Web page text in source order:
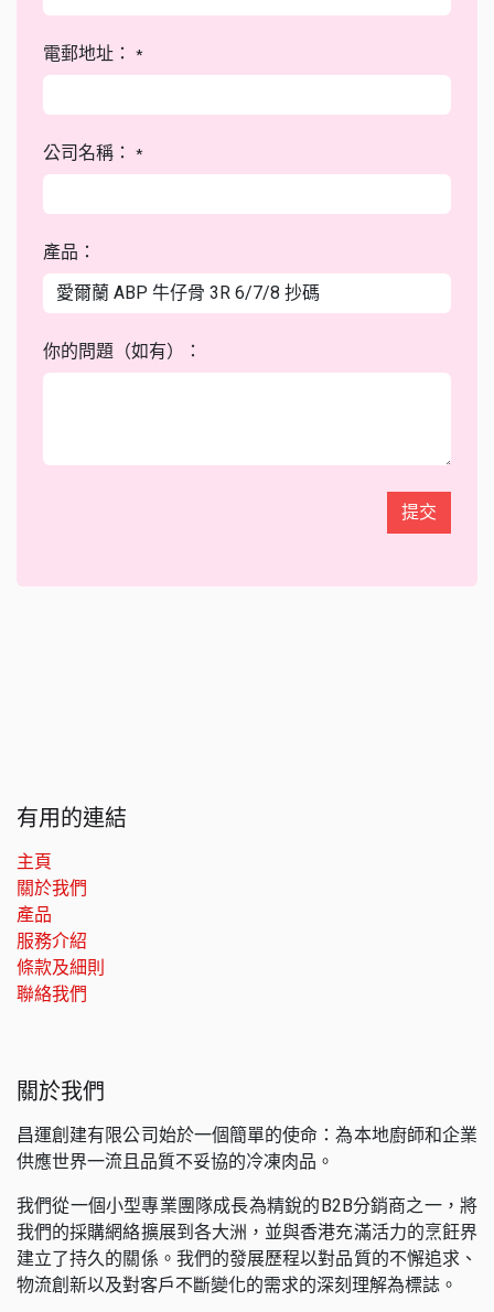
電郵地址： *
公司名稱： *
產品：
你的問題（如有）：
提交
有用的連結
主頁
關於我們
產品
服務介紹
條款及細則
聯絡我們
關於我們
昌運創建有限公司始於一個簡單的使命：為本地廚師和企業
供應世界一流且品質不妥協的冷凍肉品。
我們從一個小型專業團隊成長為精銳的B2B分銷商之一，將
我們的採購網絡擴展到各大洲，並與香港充滿活力的烹飪界
建立了持久的關係。我們的發展歷程以對品質的不懈追求、
物流創新以及對客戶不斷變化的需求的深刻理解為標誌。